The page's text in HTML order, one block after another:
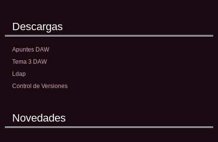
Descargas
Apuntes DAW
Tema 3 DAW
Ldap
Control de Versiones
Novedades